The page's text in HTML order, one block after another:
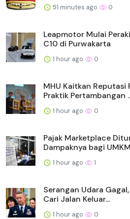
51 minutes ago 0
Leapmotor Mulai
C10 di Purwakarta
1 hour ago 0
MHU Kaitkan Reputasi
Praktik Pertambangan
1 hour ago 0
Pajak Marketplace
Dampaknya bagi
1 hour ago 1
Serangan Udara
Cari Jalan Keluar...
1 hour ago 0